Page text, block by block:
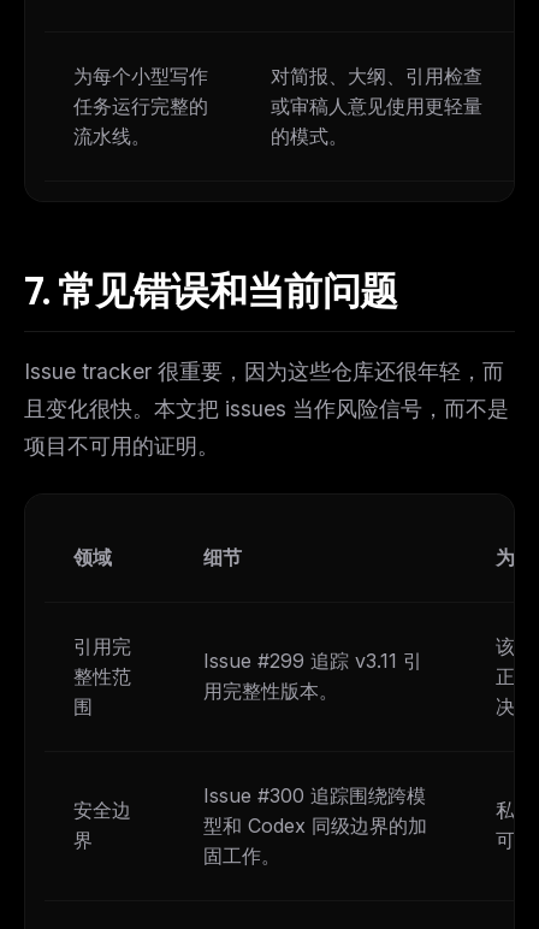
为每个小型写作
任务运行完整的
流水线。
对简报、大纲、引用检查
或审稿人意见使用更轻量
的模式。
7. 常见错误和当前问题
Issue tracker 很重要，因为这些仓库还很年轻，而
且变化很快。本文把 issues 当作风险信号，而不是
项目不可用的证明。
领域 细节 为
引用完
整性范
围
Issue #299 追踪 v3.11 引
用完整性版本。
该项
正
决
安全边
界
Issue #300 追踪围绕跨模
型和 Codex 同级边界的加
固工作。
私有
可。